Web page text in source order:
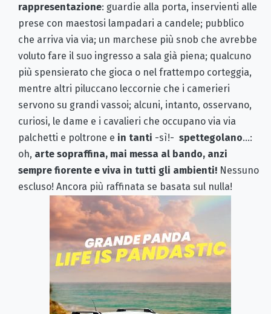
rappresentazione: guardie alla porta, inservienti alle
prese con maestosi lampadari a candele; pubblico
che arriva via via; un marchese più snob che avrebbe
voluto fare il suo ingresso a sala già piena; qualcuno
più spensierato che gioca o nel frattempo corteggia,
mentre altri piluccano leccornie che i camerieri
servono su grandi vassoi; alcuni, intanto, osservano,
curiosi, le dame e i cavalieri che occupano via via
palchetti e poltrone e in tanti -sì!- spettegolano…:
oh, arte sopraffina, mai messa al bando, anzi
sempre fiorente e viva in tutti gli ambienti! Nessuno
escluso! Ancora più raffinata se basata sul nulla!